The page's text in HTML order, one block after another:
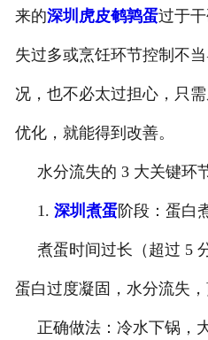
来的深圳虎皮鹌鹑蛋过于
失过多或烹饪环节控制不
况，也不必太过担心，只
优化，就能得到改善。
水分流失的 3 大关键环
1. 深圳煮蛋阶段：蛋白
煮蛋时间过长（超过 5
蛋白过度凝固，水分流失，
正确做法：冷水下锅，